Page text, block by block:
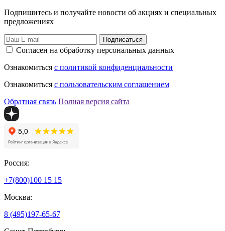
Подпишитесь и получайте новости об акциях и специальных
предложениях
Подписаться
Согласен на обработку персональных данных
Ознакомиться с политикой конфиденциальности
Ознакомиться с пользовательским соглашением
Обратная связь Полная версия сайта
Россия:
+7(800)100 15 15
Москва:
8 (495)197-65-67